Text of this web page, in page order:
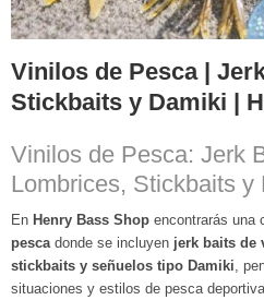
Vinilos de Pesca |
Stickbaits y Damiki |
Vinilos de Pesca: Jerk
Lombrices, Stickbaits y
En Henry Bass Shop encontrarás una
pesca donde se incluyen jerk baits de
stickbaits y señuelos tipo Damiki ,
situaciones y estilos de pesca deportiva.